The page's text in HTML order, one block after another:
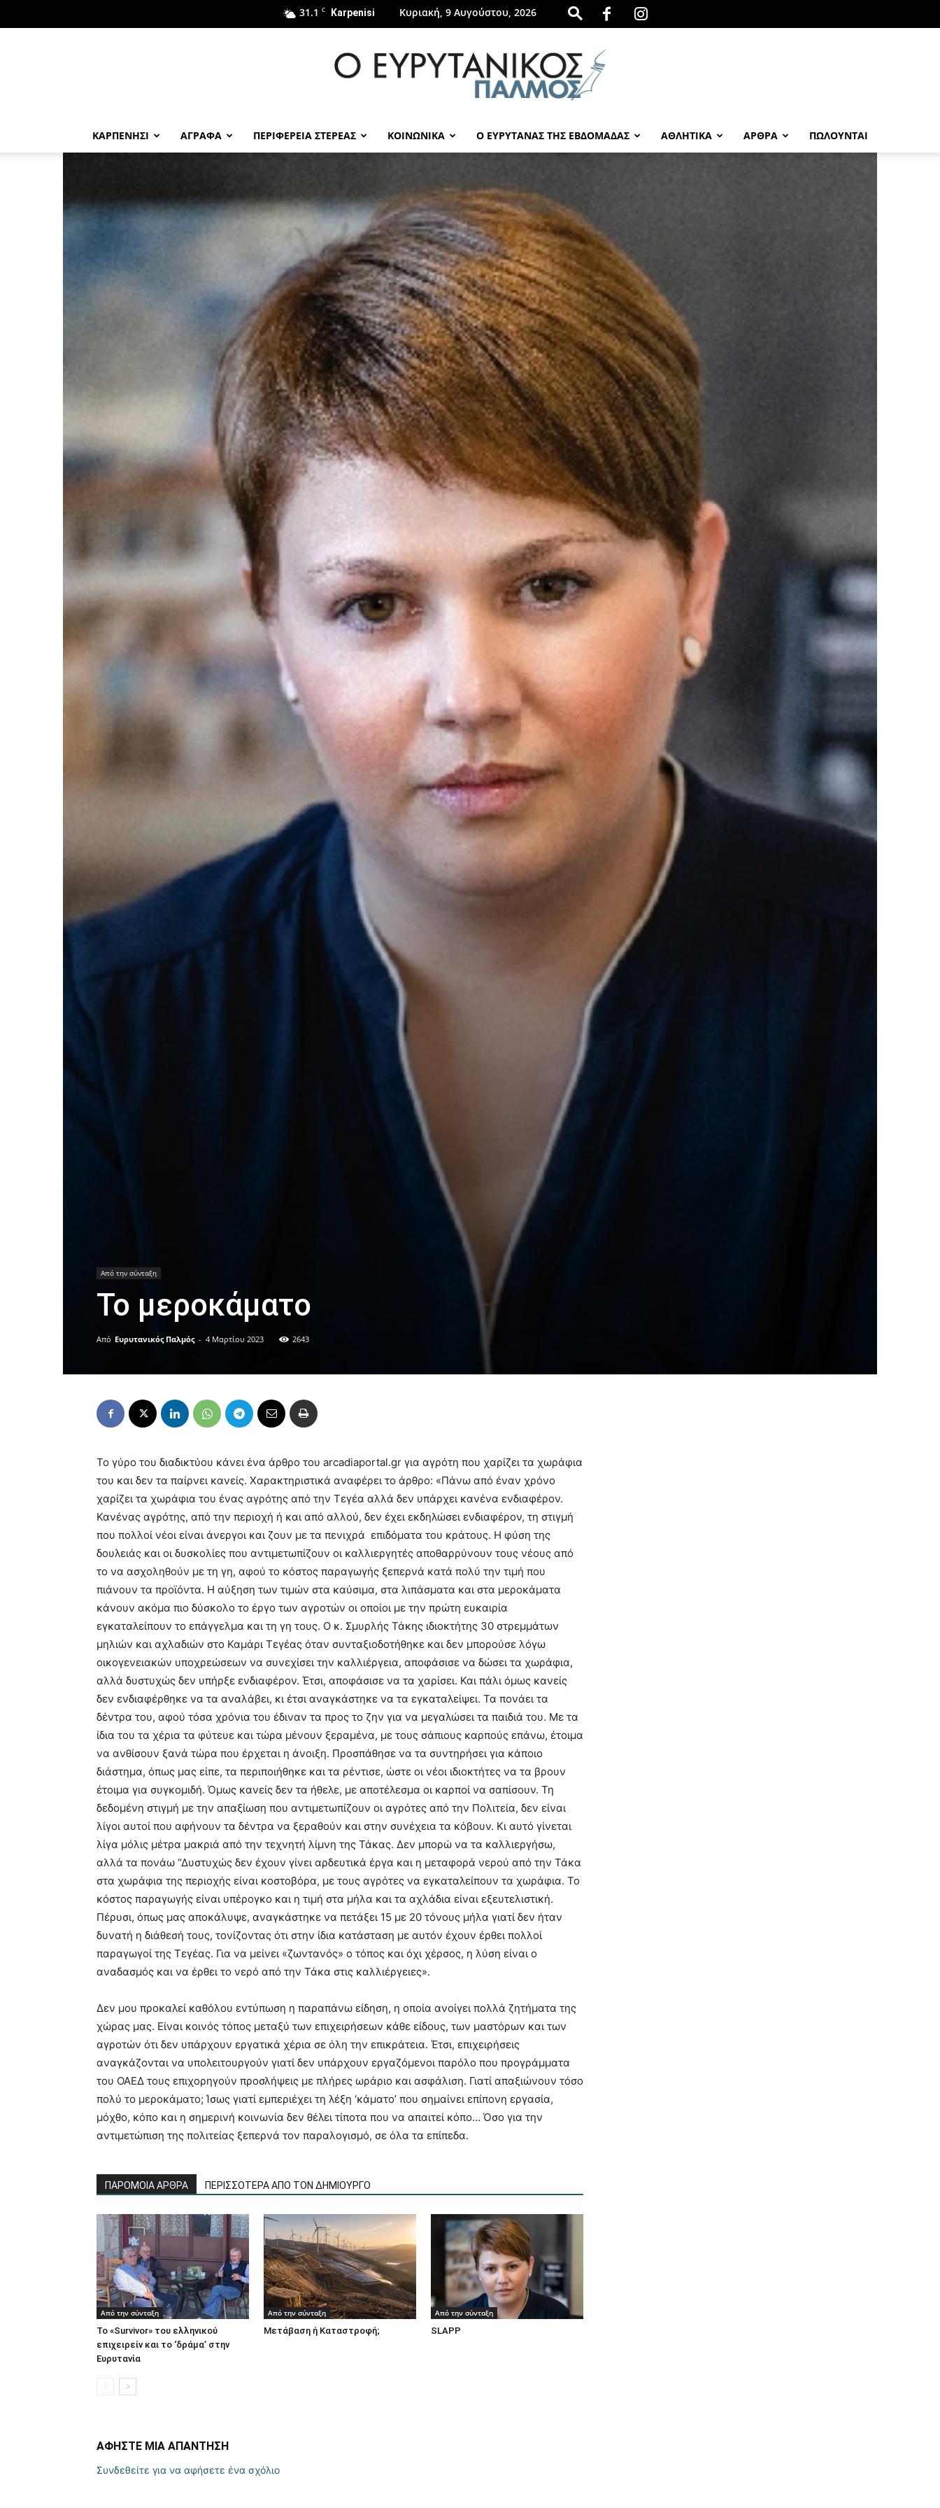
31.1 C Karpenisi Κυριακή, 9 Αυγούστου, 2026
ΚΑΡΠΕΝΗΣΙ ΑΓΡΑΦΑ ΠΕΡΙΦΕΡΕΙΑ ΣΤΕΡΕΑΣ ΚΟΙΝΩΝΙΚΑ Ο ΕΥΡΥΤΑΝΑΣ ΤΗΣ ΕΒΔΟΜΑΔΑΣ ΑΘΛΗΤΙΚΑ ΑΡΘΡΑ ΠΩΛΟΎΝΤΑΙ
Από την σύνταξη
Το μεροκάματο
Από Ευρυτανικός Παλμός - 4 Μαρτίου 2023 2643
Το γύρο του διαδικτύου κάνει ένα άρθρο του arcadiaportal.gr για αγρότη που χαρίζει τα χωράφια
του και δεν τα παίρνει κανείς. Χαρακτηριστικά αναφέρει το άρθρο: «Πάνω από έναν χρόνο
χαρίζει τα χωράφια του ένας αγρότης από την Τεγέα αλλά δεν υπάρχει κανένα ενδιαφέρον.
Κανένας αγρότης, από την περιοχή ή και από αλλού, δεν έχει εκδηλώσει ενδιαφέρον, τη στιγμή
που πολλοί νέοι είναι άνεργοι και ζουν με τα πενιχρά επιδόματα του κράτους. Η φύση της
δουλειάς και οι δυσκολίες που αντιμετωπίζουν οι καλλιεργητές αποθαρρύνουν τους νέους από
το να ασχοληθούν με τη γη, αφού το κόστος παραγωγής ξεπερνά κατά πολύ την τιμή που
πιάνουν τα προϊόντα. Η αύξηση των τιμών στα καύσιμα, στα λιπάσματα και στα μεροκάματα
κάνουν ακόμα πιο δύσκολο το έργο των αγροτών οι οποίοι με την πρώτη ευκαιρία
εγκαταλείπουν το επάγγελμα και τη γη τους. Ο κ. Σμυρλής Τάκης ιδιοκτήτης 30 στρεμμάτων
μηλιών και αχλαδιών στο Καμάρι Τεγέας όταν συνταξιοδοτήθηκε και δεν μπορούσε λόγω
οικογενειακών υποχρεώσεων να συνεχίσει την καλλιέργεια, αποφάσισε να δώσει τα χωράφια,
αλλά δυστυχώς δεν υπήρξε ενδιαφέρον. Έτσι, αποφάσισε να τα χαρίσει. Και πάλι όμως κανείς
δεν ενδιαφέρθηκε να τα αναλάβει, κι έτσι αναγκάστηκε να τα εγκαταλείψει. Τα πονάει τα
δέντρα του, αφού τόσα χρόνια του έδιναν τα προς το ζην για να μεγαλώσει τα παιδιά του. Με τα
ίδια του τα χέρια τα φύτευε και τώρα μένουν ξεραμένα, με τους σάπιους καρπούς επάνω, έτοιμα
να ανθίσουν ξανά τώρα που έρχεται η άνοιξη. Προσπάθησε να τα συντηρήσει για κάποιο
διάστημα, όπως μας είπε, τα περιποιήθηκε και τα ρέντισε, ώστε οι νέοι ιδιοκτήτες να τα βρουν
έτοιμα για συγκομιδή. Όμως κανείς δεν τα ήθελε, με αποτέλεσμα οι καρποί να σαπίσουν. Τη
δεδομένη στιγμή με την απαξίωση που αντιμετωπίζουν οι αγρότες από την Πολιτεία, δεν είναι
λίγοι αυτοί που αφήνουν τα δέντρα να ξεραθούν και στην συνέχεια τα κόβουν. Κι αυτό γίνεται
λίγα μόλις μέτρα μακριά από την τεχνητή λίμνη της Τάκας. Δεν μπορώ να τα καλλιεργήσω,
αλλά τα πονάω “Δυστυχώς δεν έχουν γίνει αρδευτικά έργα και η μεταφορά νερού από την Τάκα
στα χωράφια της περιοχής είναι κοστοβόρα, με τους αγρότες να εγκαταλείπουν τα χωράφια. Το
κόστος παραγωγής είναι υπέρογκο και η τιμή στα μήλα και τα αχλάδια είναι εξευτελιστική.
Πέρυσι, όπως μας αποκάλυψε, αναγκάστηκε να πετάξει 15 με 20 τόνους μήλα γιατί δεν ήταν
δυνατή η διάθεσή τους, τονίζοντας ότι στην ίδια κατάσταση με αυτόν έχουν έρθει πολλοί
παραγωγοί της Τεγέας. Για να μείνει «ζωντανός» ο τόπος και όχι χέρσος, η λύση είναι ο
αναδασμός και να έρθει το νερό από την Τάκα στις καλλιέργειες».
Δεν μου προκαλεί καθόλου εντύπωση η παραπάνω είδηση, η οποία ανοίγει πολλά ζητήματα της
χώρας μας. Είναι κοινός τόπος μεταξύ των επιχειρήσεων κάθε είδους, των μαστόρων και των
αγροτών ότι δεν υπάρχουν εργατικά χέρια σε όλη την επικράτεια. Έτσι, επιχειρήσεις
αναγκάζονται να υπολειτουργούν γιατί δεν υπάρχουν εργαζόμενοι παρόλο που προγράμματα
του ΟΑΕΔ τους επιχορηγούν προσλήψεις με πλήρες ωράριο και ασφάλιση. Γιατί απαξιώνουν τόσο
πολύ το μεροκάματο; Ίσως γιατί εμπεριέχει τη λέξη ‘κάματο’ που σημαίνει επίπονη εργασία,
μόχθο, κόπο και η σημερινή κοινωνία δεν θέλει τίποτα που να απαιτεί κόπο… Όσο για την
αντιμετώπιση της πολιτείας ξεπερνά τον παραλογισμό, σε όλα τα επίπεδα.
ΠΑΡΟΜΟΙΑ ΑΡΘΡΑ ΠΕΡΙΣΣΟΤΕΡΑ ΑΠΟ ΤΟΝ ΔΗΜΙΟΥΡΓΟ
Από την σύνταξη
Το «Survivor» του ελληνικού
επιχειρείν και το ‘δράμα’ στην
Ευρυτανία
Από την σύνταξη
Μετάβαση ή Καταστροφή;
Από την σύνταξη
SLAPP
ΑΦΗΣΤΕ ΜΙΑ ΑΠΑΝΤΗΣΗ
Συνδεθείτε για να αφήσετε ένα σχόλιο